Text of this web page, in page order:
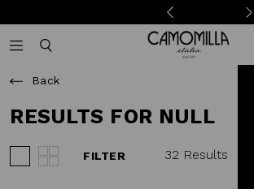
Camomilla Italia®
Back
RESULTS FOR NULL
FILTER 32 Results